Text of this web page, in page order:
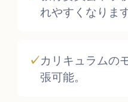
れやすくなります
✓カリキュラムの
張可能。